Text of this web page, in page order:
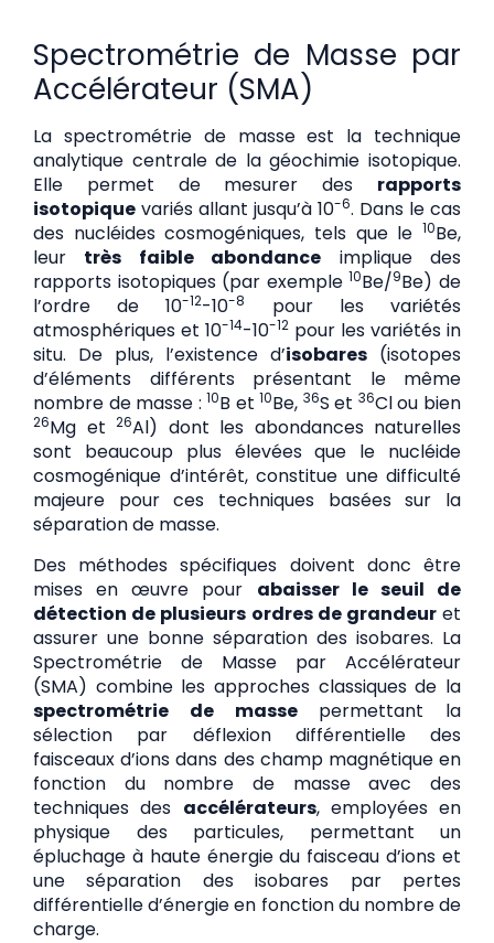
Spectrométrie de Masse par
Accélérateur (SMA)
La spectrométrie de masse est la technique
analytique centrale de la géochimie isotopique.
Elle permet de mesurer des rapports
isotopique variés allant jusqu’à 10-6. Dans le cas
des nucléides cosmogéniques, tels que le 10Be,
leur très faible abondance implique des
rapports isotopiques (par exemple 10Be/9Be) de
l’ordre de 10-12-10-8
pour les variétés
atmosphériques et 10-14-10-12 pour les variétés in
situ. De plus, l’existence d’isobares (isotopes
d’éléments différents présentant le même
nombre de masse : 10B et 10Be, 36S et 36Cl ou bien
26Mg et 26Al) dont les abondances naturelles
sont beaucoup plus élevées que le nucléide
cosmogénique d’intérêt, constitue une difficulté
majeure pour ces techniques basées sur la
séparation de masse.
Des méthodes spécifiques doivent donc être
mises en œuvre pour abaisser le seuil de
détection de plusieurs ordres de grandeuret
assurer une bonne séparation des isobares. La
Spectrométrie de Masse par Accélérateur
(SMA) combine les approches classiques de la
spectrométrie de massepermettant la
sélection par déflexion différentielle des
faisceaux d’ions dans des champ magnétique en
fonction du nombre de masse avec des
techniques des accélérateurs, employées en
physique des particules, permettant un
épluchage à haute énergie du faisceau d’ions et
une séparation des isobares par pertes
différentielle d’énergie en fonction du nombre de
charge.